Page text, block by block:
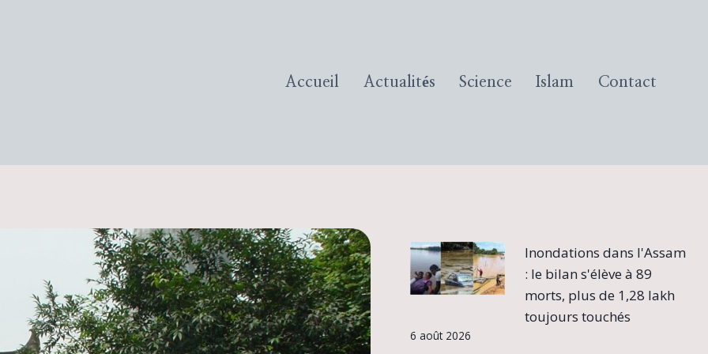
Accueil Actualités Science Islam Contact
Inondations dans l'Assam
: le bilan s'élève à 89
morts, plus de 1,28 lakh
toujours touchés
6 août 2026